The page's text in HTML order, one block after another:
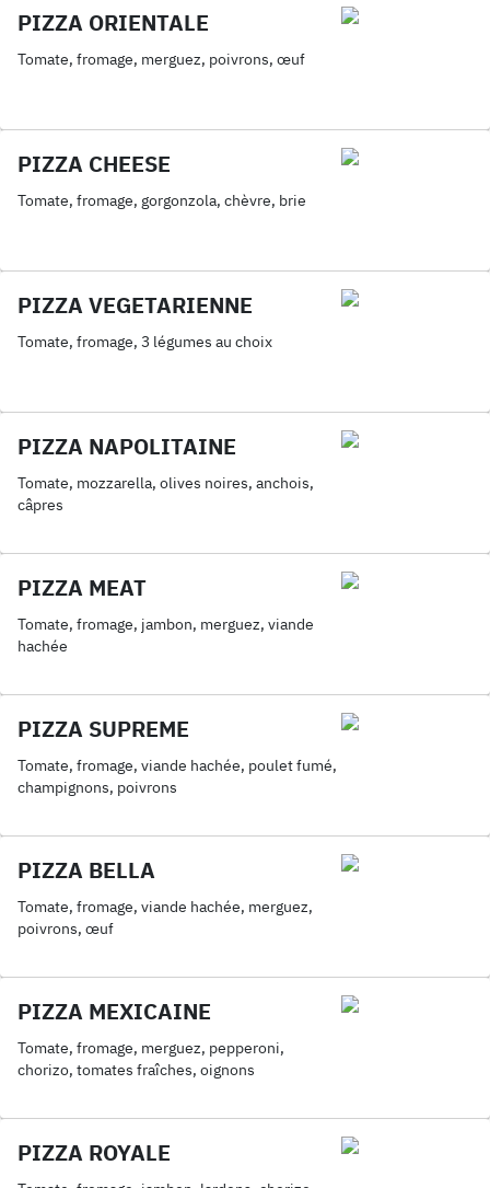
PIZZA ORIENTALE
Tomate, fromage, merguez, poivrons, œuf
PIZZA CHEESE
Tomate, fromage, gorgonzola, chèvre, brie
PIZZA VEGETARIENNE
Tomate, fromage, 3 légumes au choix
PIZZA NAPOLITAINE
Tomate, mozzarella, olives noires, anchois,
câpres
PIZZA MEAT
Tomate, fromage, jambon, merguez, viande
hachée
PIZZA SUPREME
Tomate, fromage, viande hachée, poulet fumé,
champignons, poivrons
PIZZA BELLA
Tomate, fromage, viande hachée, merguez,
poivrons, œuf
PIZZA MEXICAINE
Tomate, fromage, merguez, pepperoni,
chorizo, tomates fraîches, oignons
PIZZA ROYALE